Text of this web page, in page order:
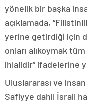
yönelik bir başka
açıklamada,
yerine getirdiği için
onları alıkoymak
ihlalidir” ifadelerine
Uluslararası ve
Safiyye dahil İsrail